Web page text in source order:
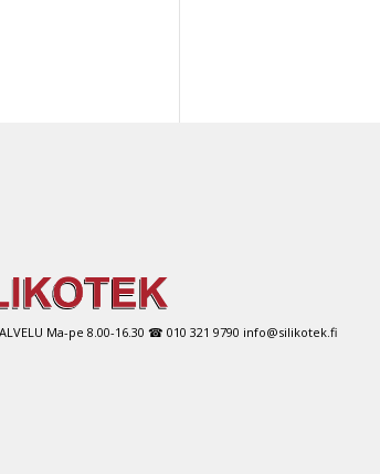
Ma-pe 8.00-16.30 ☎ 010 321 9790 info@silikotek.fi